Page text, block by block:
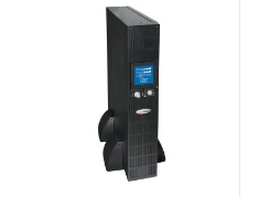
SENOID 8CONT 120V